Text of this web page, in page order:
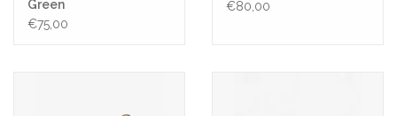
Green
€75,00
€80,00